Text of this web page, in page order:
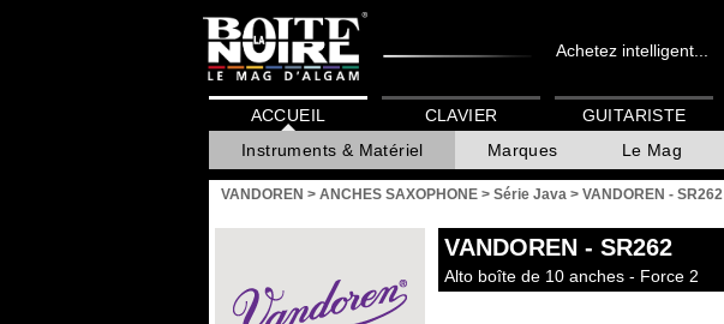
Achetez intelligent...
ACCUEIL
Instruments & Matériel
Marques Le Mag
CLAVIER GUITARISTE
VANDOREN > ANCHES SAXOPHONE > Série Java > VANDOREN - SR262
VANDOREN - SR262
Alto boîte de 10 anches - Force 2